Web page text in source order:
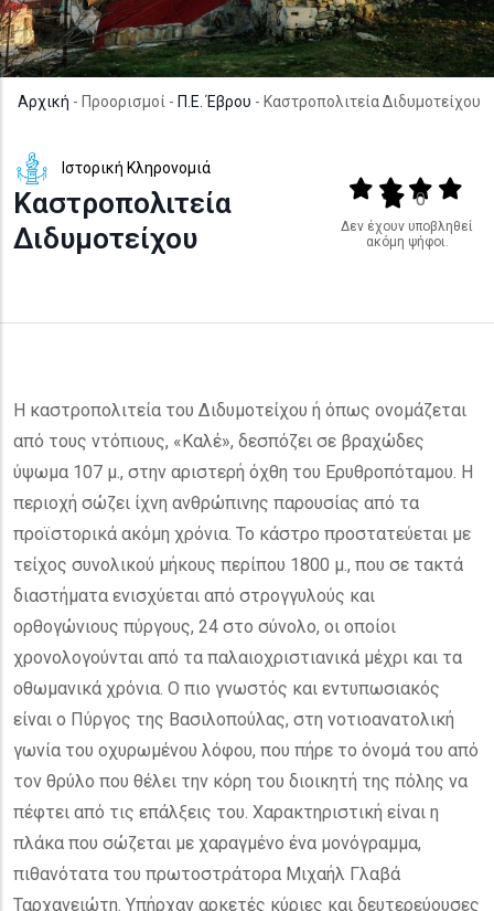
Αρχική - Προορισμοί - Π.Ε. Έβρου - Καστροπολιτεία Διδυμοτείχου
Ιστορική Κληρονομιά
Καστροπολιτεία
Διδυμοτείχου
Output format
(star)(star)(star)
(star)
0
Δεν έχουν υποβληθεί
ακόμη ψήφοι.
Η καστροπολιτεία του Διδυμοτείχου ή όπως ονομάζεται
από τους ντόπιους, «Καλέ», δεσπόζει σε βραχώδες
ύψωμα 107 μ., στην αριστερή όχθη του Ερυθροπόταμου. Η
περιοχή σώζει ίχνη ανθρώπινης παρουσίας από τα
προϊστορικά ακόμη χρόνια. Το κάστρο προστατεύεται με
τείχος συνολικού μήκους περίπου 1800 μ., που σε τακτά
διαστήματα ενισχύεται από στρογγυλούς και
ορθογώνιους πύργους, 24 στο σύνολο, οι οποίοι
χρονολογούνται από τα παλαιοχριστιανικά μέχρι και τα
οθωμανικά χρόνια. Ο πιο γνωστός και εντυπωσιακός
είναι ο Πύργος της Βασιλοπούλας, στη νοτιοανατολική
γωνία του οχυρωμένου λόφου, που πήρε το όνομά του από
τον θρύλο που θέλει την κόρη του διοικητή της πόλης να
πέφτει από τις επάλξεις του. Χαρακτηριστική είναι η
πλάκα που σώζεται με χαραγμένο ένα μονόγραμμα,
πιθανότατα του πρωτοστράτορα Μιχαήλ Γλαβά
Ταρχανειώτη. Υπήρχαν αρκετές κύριες και δευτερεύουσες